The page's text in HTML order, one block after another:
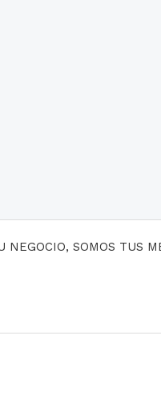
NEGOCIO, SOMOS TUS